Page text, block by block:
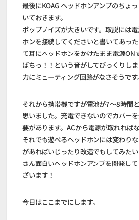
最後にKOAG ヘッドホンアンプのちょ
いておきます。
ポップノイズが大きいです。取説には
ホンを接続してくださいと書いてあっ
て耳にヘッドホンをかけたまま電源ON
ばちっ！！という音がしてびっくりし
力にミューティング回路がなさそうです。
それから携帯機ですが電池が7～8時間
思いました。充電できないのでカバー
要があります。ACから電源が取れればな
それでも遊べるヘッドホンには変わり
があればいじったり改造でもしてみた
さん面白いヘッドホンアンプを開発し
ざいます！
今日はここまでにします。